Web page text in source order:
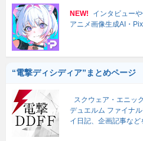
NEW!
インタビュー
アニメ画像生成AI・
“電撃ディシディア”まとめページ
スクウェア・エニッ
デュエルム ファイナ
イ日記、企画記事など